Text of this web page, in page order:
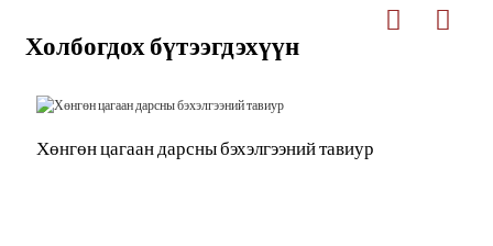
Холбогдох бүтээгдэхүүн
Хөнгөн цагаан дарсны бэхэлгээний тавиур